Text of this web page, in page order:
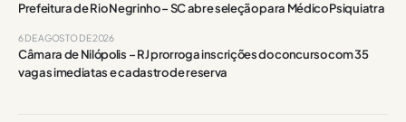
Prefeitura de Rio Negrinho – SC abre seleção para Médico Psiquiatra
Câmara de Nilópolis – RJ prorroga inscrições do concurso com 35
vagas imediatas e cadastro de reserva
6 DE AGOSTO DE 2026